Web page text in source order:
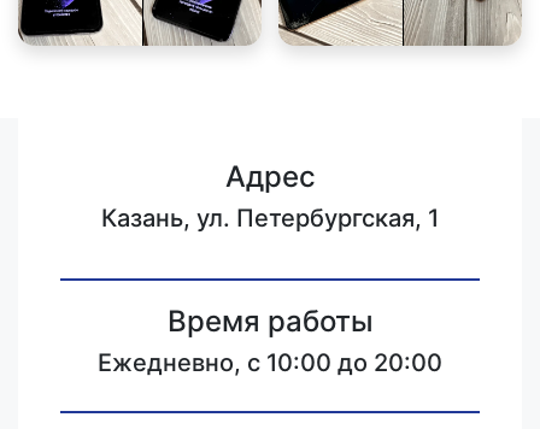
Адрес
Казань, ул. Петербургская, 1
Время работы
Ежедневно, с 10:00 до 20:00